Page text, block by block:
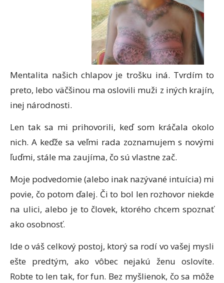
Mentalita našich chlapov je trošku iná. Tvrdím to
preto, lebo väčšinou ma oslovili muži z iných krajín,
inej národnosti.
Len tak sa mi prihovorili, keď som kráčala okolo
nich. A keďže sa veľmi rada zoznamujem s novými
ľuďmi, stále ma zaujíma, čo sú vlastne zač.
Moje podvedomie (alebo inak nazývané intuícia) mi
povie, čo potom ďalej. Či to bol len rozhovor niekde
na ulici, alebo je to človek, ktorého chcem spoznať
ako osobnosť.
Ide o váš celkový postoj, ktorý sa rodí vo vašej mysli
ešte predtým, ako vôbec nejakú ženu oslovíte.
Robte to len tak, for fun. Bez myšlienok, čo sa môže